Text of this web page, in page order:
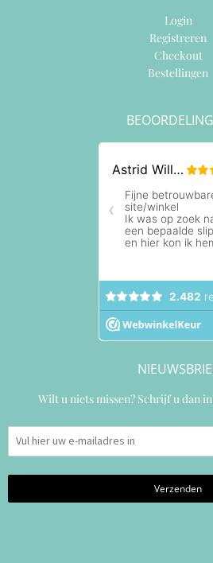
Login
Registreren
Checkout
Bestellingen
Wilt u niets missen? Schrijf u dan